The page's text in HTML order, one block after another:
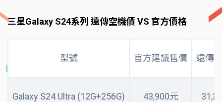
三星Galaxy S24系列 遠傳空機價 VS 官方價格
型號 官方建議售價 遠傳
Galaxy S24 Ultra (12G+256G) 43,900元